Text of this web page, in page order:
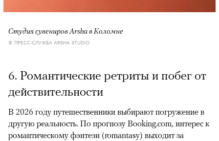
Cтудия сувениров Arsha в Коломне
© ПРЕСС-СЛУЖБА ARSHA STUDIO
6. Романтические ретриты и побег от
действительности
В 2026 году путешественники выбирают погружение в
другую реальность. По прогнозу Booking.com, интерес к
романтическому фэнтези (romantasy) выходит за